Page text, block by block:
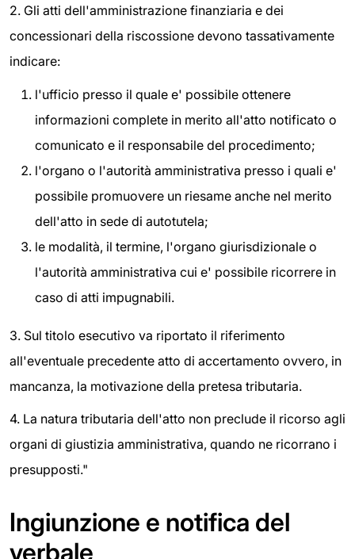
2. Gli atti dell'amministrazione finanziaria e dei
concessionari della riscossione devono tassativamente
indicare:
l'ufficio presso il quale e' possibile ottenere
informazioni complete in merito all'atto notificato o
comunicato e il responsabile del procedimento;
l'organo o l'autorità amministrativa presso i quali e'
possibile promuovere un riesame anche nel merito
dell'atto in sede di autotutela;
le modalità, il termine, l'organo giurisdizionale o
l'autorità amministrativa cui e' possibile ricorrere in
caso di atti impugnabili.
3. Sul titolo esecutivo va riportato il riferimento
all'eventuale precedente atto di accertamento ovvero, in
mancanza, la motivazione della pretesa tributaria.
4. La natura tributaria dell'atto non preclude il ricorso agli
organi di giustizia amministrativa, quando ne ricorrano i
presupposti."
Ingiunzione e notifica del
verbale